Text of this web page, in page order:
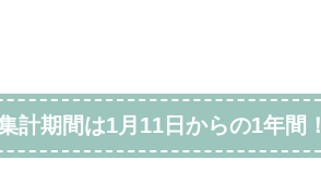
計期間は1月11日からの1年間！